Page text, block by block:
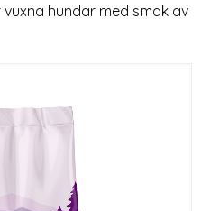
hundar med smak av